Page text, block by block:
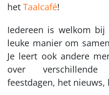
het Taalcafé!
Iedereen is welkom
leuke manier om
Je leert ook andere
over verschillende
feestdagen, het